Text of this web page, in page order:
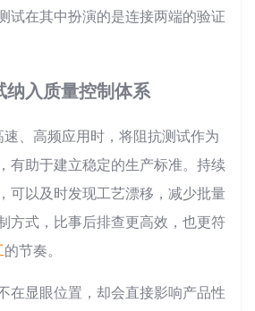
试在其中扮演的是连接两端的验证
纳入质量控制体系
速、高频应用时，将阻抗测试作为
有助于建立稳定的生产标准。持续
可以及时发现工艺漂移，减少批量
方式，比事后排查更高效，也更符
的节奏。
在显眼位置，却会直接影响产品性